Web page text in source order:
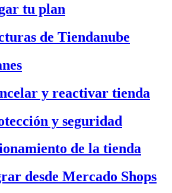
tu plan
de Tiendanube
y reactivar tienda
y seguridad
de la tienda
desde Mercado Shops